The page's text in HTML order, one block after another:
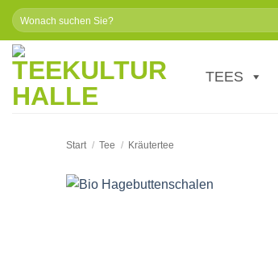
Zum
Inhalt
springen
Suchen
nach:
TEES
Start / Tee / Kräutertee